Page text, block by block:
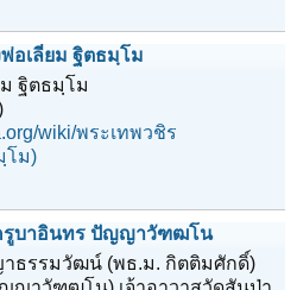
อเลี่ยม ฐิตธมฺโม
ฐิตธมฺโม
wiki/พระเทพวชิร
โม)
รูบาอินทร ปัญญาวัฑฒโน
ธรรมวัฒน์ (พธ.ม. กิตติมศักดิ์)